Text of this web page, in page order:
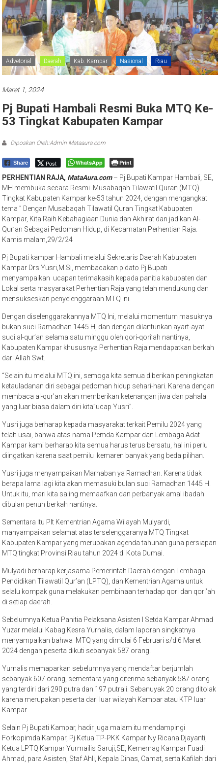
Advetorial Daerah Kab. Kampar Nasional Riau
Maret 1, 2024
Pj Bupati Hambali Resmi Buka MTQ Ke-
53 Tingkat Kabupaten Kampar
Diposkan Oleh:Admin Mataaura.com
Share Post WhatsApp Print
PERHENTIAN RAJA, MataAura.com – Pj Bupati Kampar Hambali, SE,
MH membuka secara Resmi Musabaqah Tilawatil Quran (MTQ)
Tingkat Kabupaten Kampar ke-53 tahun 2024, dengan mengangkat
tema ” Dengan Musabaqah Tilawatil Quran Tingkat Kabupaten
Kampar, Kita Raih Kebahagiaan Dunia dan Akhirat dan jadikan Al-
Qur’an Sebagai Pedoman Hidup, di Kecamatan Perhentian Raja.
Kamis malam,29/2/24
Pj Bupati kampar Hambali melalui Sekretaris Daerah Kabupaten
Kampar Drs Yusri,M.Si, membacakan pidato Pj Bupati
menyampaikan ucapan terimakasih kepada panitia kabupaten dan
Lokal serta masyarakat Perhentian Raja yang telah mendukung dan
mensukseskan penyelenggaraan MTQ ini.
Dengan diselenggarakannya MTQ Ini, melalui momentum masuknya
bukan suci Ramadhan 1445 H, dan dengan dilantunkan ayart-ayat
suci al-qur’an selama satu minggu oleh qori-qori’ah nantinya,
Kabupaten Kampar khususnya Perhentian Raja mendapatkan berkah
dari Allah Swt.
“Selain itu melalui MTQ ini, semoga kita semua diberikan peningkatan
ketauladanan diri sebagai pedoman hidup sehari-hari. Karena dengan
membaca al-qur’an akan memberikan ketenangan jiwa dan pahala
yang luar biasa dalam diri kita”ucap Yusri”.
Yusri juga berharap kepada masyarakat terkait Pemilu 2024 yang
telah usai, bahwa atas nama Pemda Kampar dan Lembaga Adat
Kampar kami berharap kita semua harus terus bersatu, hal ini perlu
diingatkan karena saat pemilu kemaren banyak yang beda pilihan.
Yusri juga menyampaikan Marhaban ya Ramadhan. Karena tidak
berapa lama lagi kita akan memasuki bulan suci Ramadhan 1445 H.
Untuk itu, mari kita saling memaafkan dan perbanyak amal ibadah
dibulan penuh berkah nantinya.
Sementara itu Plt Kementrian Agama Wilayah Mulyardi,
manyampaikan selamat atas terselenggaranya MTQ Tingkat
Kabupaten Kampar yang merupakan agenda tahunan guna persiapan
MTQ tingkat Provinsi Riau tahun 2024 di Kota Dumai.
Mulyadi berharap kerjasama Pemerintah Daerah dengan Lembaga
Pendidikan Tilawatil Qur’an (LPTQ), dan Kementrian Agama untuk
selalu kompak guna melakukan pembinaan terhadap qori dan qori’ah
di setiap daerah.
Sebelumnya Ketua Panitia Pelaksana Asisten I Setda Kampar Ahmad
Yuzar melalui Kabag Kesra Yurnalis, dalam laporan singkatnya
menyampaikan bahwa MTQ yang dimulai 6 Februari s/d 6 Maret
2024 dengan peserta dikuti sebanyak 587 orang.
Yurnalis memaparkan sebelumnya yang mendaftar berjumlah
sebanyak 607 orang, sementara yang diterima sebanyak 587 orang
yang terdiri dari 290 putra dan 197 putrali. Sebanuyak 20 orang ditolak
karena merupakan peserta dari luar wilayah Kampar atau KTP luar
Kampar.
Selain Pj Bupati Kampar, hadir juga malam itu mendampingi
Forkopimda Kampar, Pj Ketua TP-PKK Kampar Ny Ricana Djayanti,
Ketua LPTQ Kampar Yurmailis Saruji,SE, Kememag Kampar Fuadi
Ahmad, para Asisten, Staf Ahli, Kepala Dinas, Camat, serta Kafilah dari